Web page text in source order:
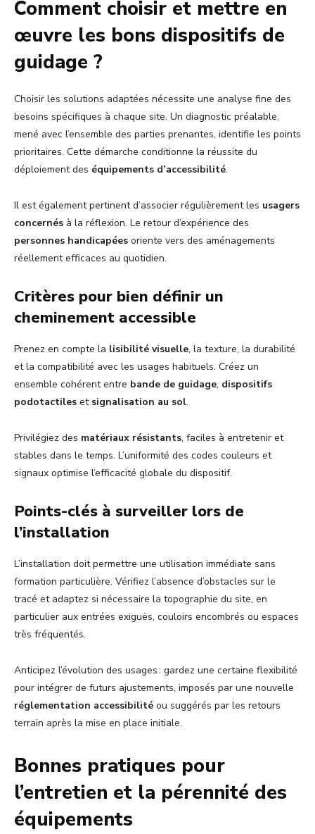
Comment choisir et mettre en
œuvre les bons dispositifs de
guidage ?
Choisir les solutions adaptées nécessite une analyse fine des
besoins spécifiques à chaque site. Un diagnostic préalable,
mené avec l’ensemble des parties prenantes, identifie les points
prioritaires. Cette démarche conditionne la réussite du
déploiement des équipements d’accessibilité.
Il est également pertinent d’associer régulièrement les usagers
concernés à la réflexion. Le retour d’expérience des
personnes handicapées oriente vers des aménagements
réellement efficaces au quotidien.
Critères pour bien définir un
cheminement accessible
Prenez en compte la lisibilité visuelle, la texture, la durabilité
et la compatibilité avec les usages habituels. Créez un
ensemble cohérent entre bande de guidage, dispositifs
podotactiles et signalisation au sol.
Privilégiez des matériaux résistants, faciles à entretenir et
stables dans le temps. L’uniformité des codes couleurs et
signaux optimise l’efficacité globale du dispositif.
Points-clés à surveiller lors de
l’installation
L’installation doit permettre une utilisation immédiate sans
formation particulière. Vérifiez l’absence d’obstacles sur le
tracé et adaptez si nécessaire la topographie du site, en
particulier aux entrées exiguës, couloirs encombrés ou espaces
très fréquentés.
Anticipez l’évolution des usages : gardez une certaine flexibilité
pour intégrer de futurs ajustements, imposés par une nouvelle
réglementation accessibilité ou suggérés par les retours
terrain après la mise en place initiale.
Bonnes pratiques pour
l’entretien et la pérennité des
équipements